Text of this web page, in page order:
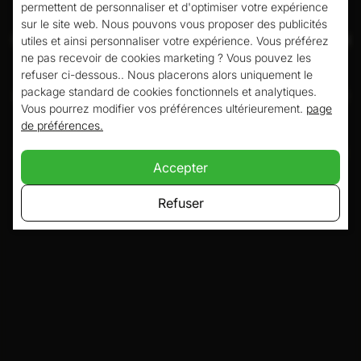
électrique ? L'Atlas Hotel est l'hôtel avec
station de recharge à Valkenburg qui rendra
votre visite confortable. L'hôtel dispose
d'un grand espace de stationnement à côté
de l'hôtel avec suffisamment de points de
charge, de sorte que vous pouvez toujours
visiter Valkenburg et ses environs
facilement et avec une batterie chargée.
permettent de personnaliser et d'optimiser votre expérience
sur le site web. Nous pouvons vous proposer des publicités
utiles et ainsi personnaliser votre expérience. Vous préférez
ne pas recevoir de cookies marketing ? Vous pouvez les
refuser ci-dessous.. Nous placerons alors uniquement le
package standard de cookies fonctionnels et analytiques.
Vous pourrez modifier vos préférences ultérieurement. page
de préférences.
Accepter
Refuser